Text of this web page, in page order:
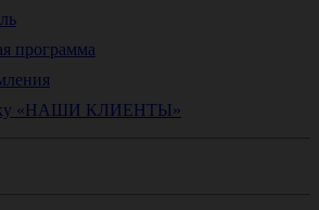
программа
«НАШИ КЛИЕНТЫ»